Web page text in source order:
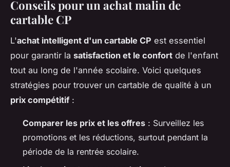
Conseils pour un achat malin de
cartable CP
L'achat intelligent d'un cartable CP est essentiel
pour garantir la satisfaction et le confort de l'enfant
tout au long de l'année scolaire. Voici quelques
stratégies pour trouver un cartable de qualité à un
prix compétitif:
Comparer les prix et les offres : Surveillez les
promotions et les réductions, surtout pendant la
période de la rentrée scolaire.